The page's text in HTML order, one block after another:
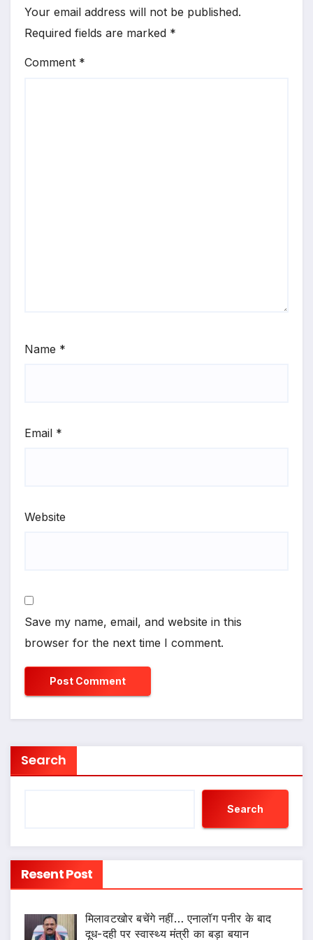
Your email address will not be published.
Required fields are marked *
Comment *
Name *
Email *
Website
Save my name, email, and website in this
browser for the next time I comment.
Search
Search
Resent Post
मिलावटखोर बचेंगे नहीं… एनालॉग पनीर के बाद
दूध-दही पर स्वास्थ्य मंत्री का बड़ा बयान